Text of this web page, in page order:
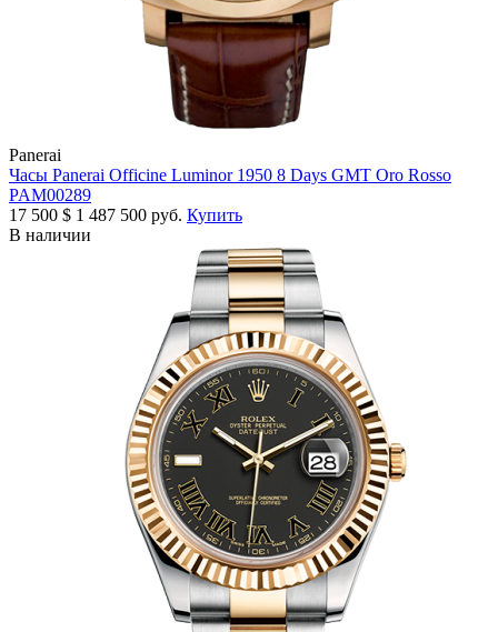
Panerai
Часы Panerai Officine Luminor 1950 8 Days GMT Oro Rosso
PAM00289
17 500 $ 1 487 500 руб. Купить
В наличии